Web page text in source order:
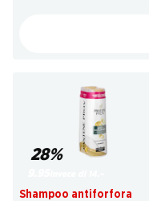
28%
Shampoo antiforfora